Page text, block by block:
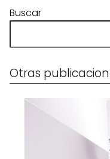
Buscar
Otras